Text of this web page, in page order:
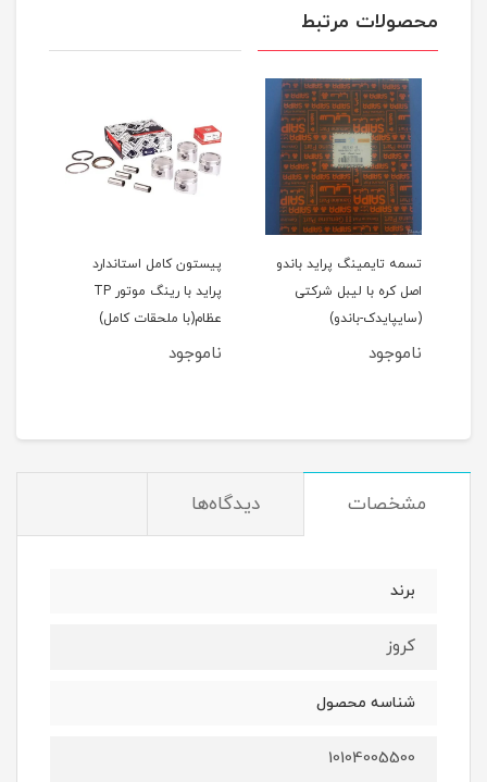
محصولات مرتبط
تسمه تایمینگ پراید باندو
اصل کره با لیبل شرکتی
(سایپایدک-باندو)
ناموجود
پیستون کامل استاندارد
پراید با رینگ موتور TP
عظام(با ملحقات کامل)
ناموجود
مشخصات دیدگاه‌ها
برند
کروز
شناسه محصول
10104005500